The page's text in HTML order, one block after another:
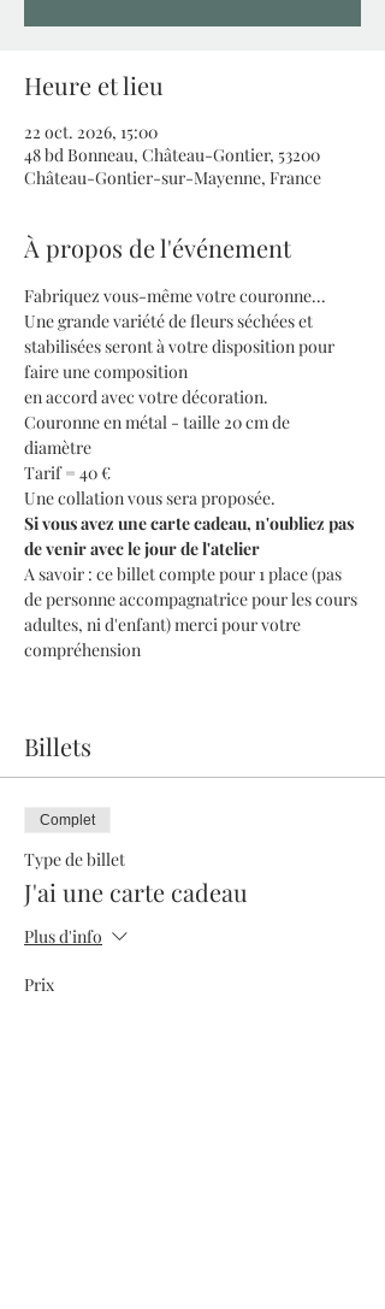
Heure et lieu
22 oct. 2026, 15:00
48 bd Bonneau, Château-Gontier, 53200
Château-Gontier-sur-Mayenne, France
À propos de l'événement
Fabriquez vous-même votre couronne...
Une grande variété de fleurs séchées et
stabilisées seront à votre disposition pour
faire une composition
en accord avec votre décoration.
Couronne en métal - taille 20 cm de
diamètre
Tarif = 40 €
Une collation vous sera proposée.
Si vous avez une carte cadeau, n'oubliez pas
de venir avec le jour de l'atelier
A savoir : ce billet compte pour 1 place (pas
de personne accompagnatrice pour les cours
adultes, ni d'enfant) merci pour votre
compréhension
Billets
Complet
Type de billet
J'ai une carte cadeau
Plus d'info
Prix